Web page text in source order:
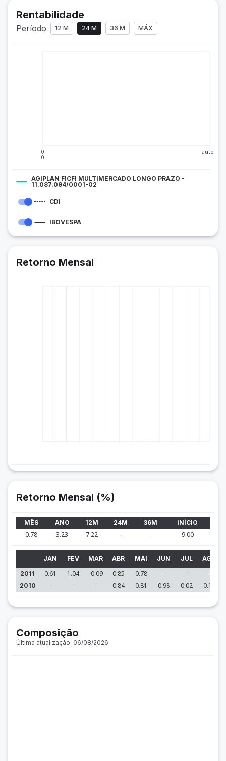
Rentabilidade
Período 12 M 24 M 36 M MÁX
0
0
auto
AGIPLAN FICFI MULTIMERCADO LONGO PRAZO -
11.087.094/0001-02
CDI
IBOVESPA
Retorno Mensal
Retorno Mensal (%)
MÊS ANO 12M 24M 36M INÍCIO
0.78 3.23 7.22 - - 9.00
JAN FEV MAR ABR MAI JUN JUL AGO
2011
0.61 1.04 -0.09 0.85 0.78 - - -
2010 - - - 0.84 0.81 0.98 0.02 0.19
Composição
Última atualização: 06/08/2026